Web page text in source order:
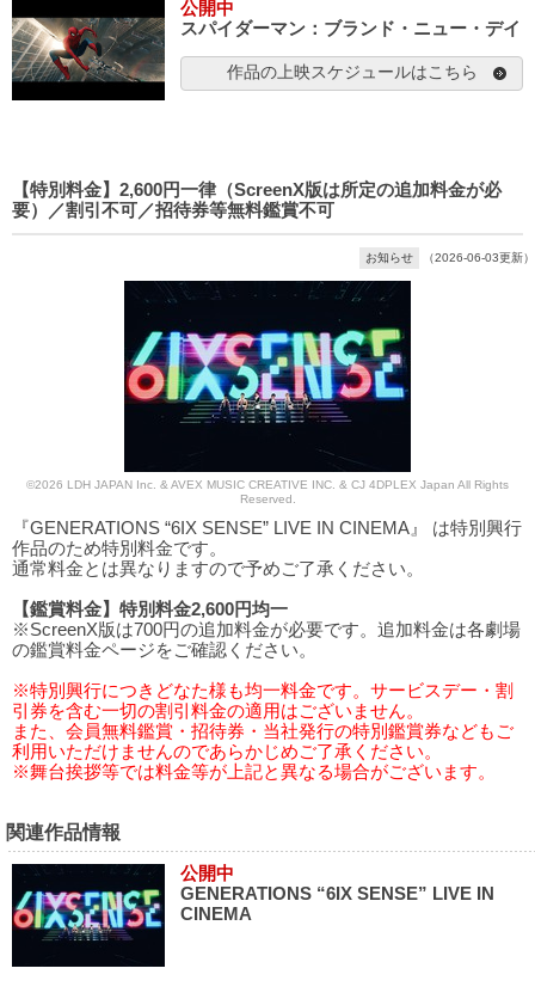
公開中
スパイダーマン：ブランド・ニュー・デイ
作品の上映スケジュールはこちら
【特別料金】2,600円一律（ScreenX版は所定の追加料金が必
要）／割引不可／招待券等無料鑑賞不可
お知らせ （2026-06-03更新）
©2026 LDH JAPAN Inc. & AVEX MUSIC CREATIVE INC. & CJ 4DPLEX Japan All Rights
Reserved.
『GENERATIONS “6IX SENSE” LIVE IN CINEMA』 は特別興行
作品のため特別料金です。
通常料金とは異なりますので予めご了承ください。
【鑑賞料金】特別料金2,600円均一
※ScreenX版は700円の追加料金が必要です。追加料金は各劇場
の鑑賞料金ページをご確認ください。
※特別興行につきどなた様も均一料金です。サービスデー・割
引券を含む一切の割引料金の適用はございません。
また、会員無料鑑賞・招待券・当社発行の特別鑑賞券などもご
利用いただけませんのであらかじめご了承ください。
※舞台挨拶等では料金等が上記と異なる場合がございます。
関連作品情報
公開中
GENERATIONS “6IX SENSE” LIVE IN
CINEMA